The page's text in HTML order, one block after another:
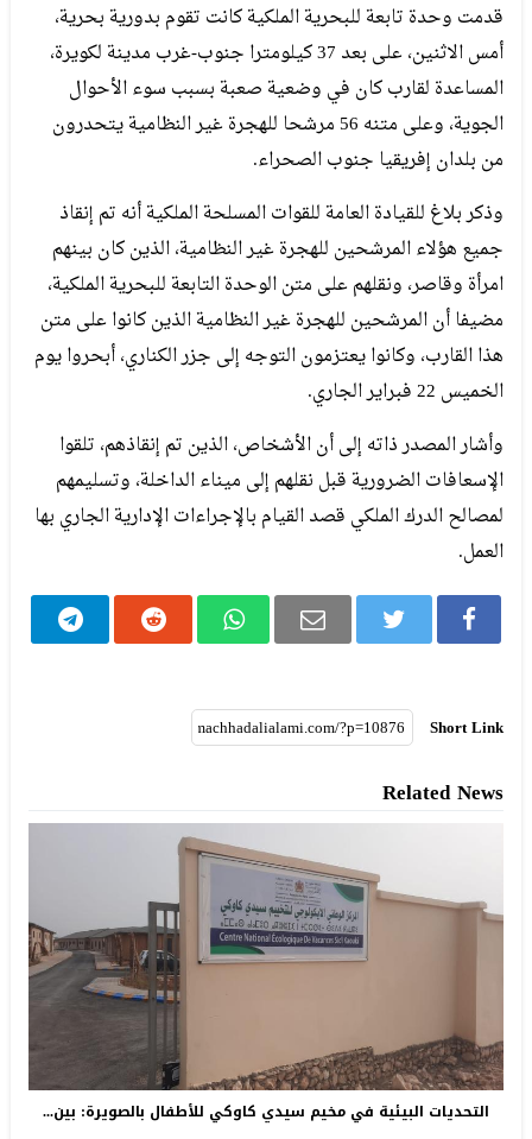
قدمت وحدة تابعة للبحرية الملكية كانت تقوم بدورية بحرية،
أمس الاثنين، على بعد 37 كيلومترا جنوب-غرب مدينة لكويرة،
المساعدة لقارب كان في وضعية صعبة بسبب سوء الأحوال
الجوية، وعلى متنه 56 مرشحا للهجرة غير النظامية يتحدرون
من بلدان إفريقيا جنوب الصحراء.
وذكر بلاغ للقيادة العامة للقوات المسلحة الملكية أنه تم إنقاذ
جميع هؤلاء المرشحين للهجرة غير النظامية، الذين كان بينهم
امرأة وقاصر، ونقلهم على متن الوحدة التابعة للبحرية الملكية،
مضيفا أن المرشحين للهجرة غير النظامية الذين كانوا على متن
هذا القارب، وكانوا يعتزمون التوجه إلى جزر الكناري، أبحروا يوم
الخميس 22 فبراير الجاري.
وأشار المصدر ذاته إلى أن الأشخاص، الذين تم إنقاذهم، تلقوا
الإسعافات الضرورية قبل نقلهم إلى ميناء الداخلة، وتسليمهم
لمصالح الدرك الملكي قصد القيام بالإجراءات الإدارية الجاري بها
العمل.
Short Link
Related News
التحديات البيئية في مخيم سيدي كاوكي للأطفال بالصويرة: بين...